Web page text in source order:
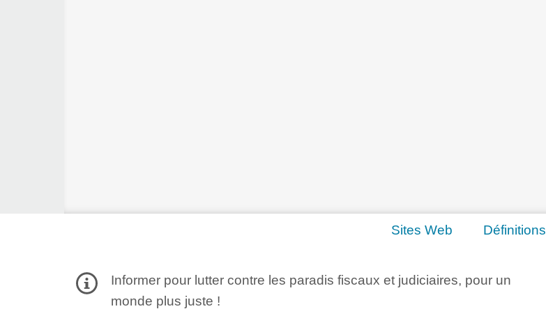
Sites Web Définitions
Informer pour lutter contre les paradis fiscaux et judiciaires, pour un
monde plus juste !